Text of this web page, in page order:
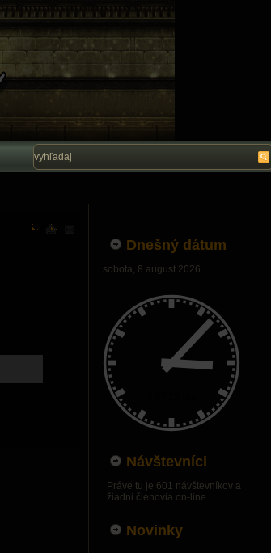
Dnešný dátum
sobota, 8 august 2026
Návštevníci
Práve tu je 601 návštevníkov a
žiadni členovia on-line
Novinky